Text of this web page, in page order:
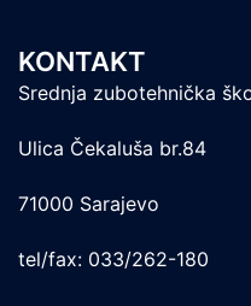
KONTAKT
Srednja zubotehnička
Ulica Čekaluša br.84
71000 Sarajevo
tel/fax: 033/262-180